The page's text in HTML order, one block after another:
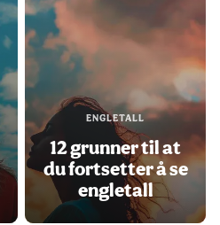
ENGLETALL
12 grunner til at
du fortsetter å se
engletall